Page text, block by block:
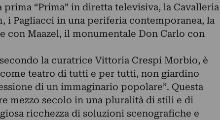
“Prima” in diretta televisiva, la Cavalleria
i Pagliacci in una periferia contemporanea, la
con Maazel, il monumentale Don Carlo con
la curatrice Vittoria Crespi Morbio, è
come teatro di tutti e per tutti, non giardino
di un immaginario popolare”. Questa
mezzo secolo in una pluralità di stili e di
ricchezza di soluzioni scenografiche e